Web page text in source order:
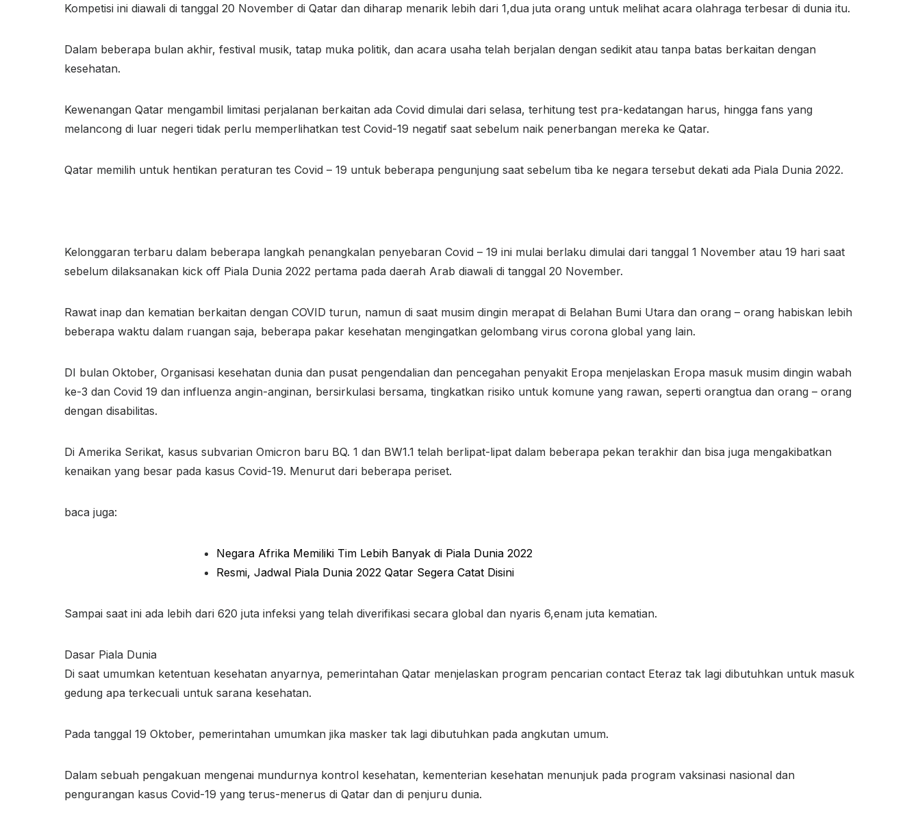
Kompetisi ini diawali di tanggal 20 November di Qatar dan diharap menarik lebih dari 1,dua juta orang untuk melihat acara olahraga terbesar di dunia itu.
Dalam beberapa bulan akhir, festival musik, tatap muka politik, dan acara usaha telah berjalan dengan sedikit atau tanpa batas berkaitan dengan
kesehatan.
Kewenangan Qatar mengambil limitasi perjalanan berkaitan ada Covid dimulai dari selasa, terhitung test pra-kedatangan harus, hingga fans yang
melancong di luar negeri tidak perlu memperlihatkan test Covid-19 negatif saat sebelum naik penerbangan mereka ke Qatar.
Qatar memilih untuk hentikan peraturan tes Covid – 19 untuk beberapa pengunjung saat sebelum tiba ke negara tersebut dekati ada Piala Dunia 2022.
Kelonggaran terbaru dalam beberapa langkah penangkalan penyebaran Covid – 19 ini mulai berlaku dimulai dari tanggal 1 November atau 19 hari saat
sebelum dilaksanakan kick off Piala Dunia 2022 pertama pada daerah Arab diawali di tanggal 20 November.
Rawat inap dan kematian berkaitan dengan COVID turun, namun di saat musim dingin merapat di Belahan Bumi Utara dan orang – orang habiskan lebih
beberapa waktu dalam ruangan saja, beberapa pakar kesehatan mengingatkan gelombang virus corona global yang lain.
DI bulan Oktober, Organisasi kesehatan dunia dan pusat pengendalian dan pencegahan penyakit Eropa menjelaskan Eropa masuk musim dingin wabah
ke-3 dan Covid 19 dan influenza angin-anginan, bersirkulasi bersama, tingkatkan risiko untuk komune yang rawan, seperti orangtua dan orang – orang
dengan disabilitas.
Di Amerika Serikat, kasus subvarian Omicron baru BQ. 1 dan BW1.1 telah berlipat-lipat dalam beberapa pekan terakhir dan bisa juga mengakibatkan
kenaikan yang besar pada kasus Covid-19. Menurut dari beberapa periset.
baca juga:
Negara Afrika Memiliki Tim Lebih Banyak di Piala Dunia 2022
Resmi, Jadwal Piala Dunia 2022 Qatar Segera Catat Disini
Sampai saat ini ada lebih dari 620 juta infeksi yang telah diverifikasi secara global dan nyaris 6,enam juta kematian.
Dasar Piala Dunia
Di saat umumkan ketentuan kesehatan anyarnya, pemerintahan Qatar menjelaskan program pencarian contact Eteraz tak lagi dibutuhkan untuk masuk
gedung apa terkecuali untuk sarana kesehatan.
Pada tanggal 19 Oktober, pemerintahan umumkan jika masker tak lagi dibutuhkan pada angkutan umum.
Dalam sebuah pengakuan mengenai mundurnya kontrol kesehatan, kementerian kesehatan menunjuk pada program vaksinasi nasional dan
pengurangan kasus Covid-19 yang terus-menerus di Qatar dan di penjuru dunia.